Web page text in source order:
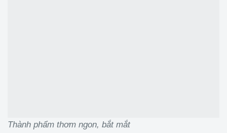
Thành phẩm thơm ngon, bắt mắt